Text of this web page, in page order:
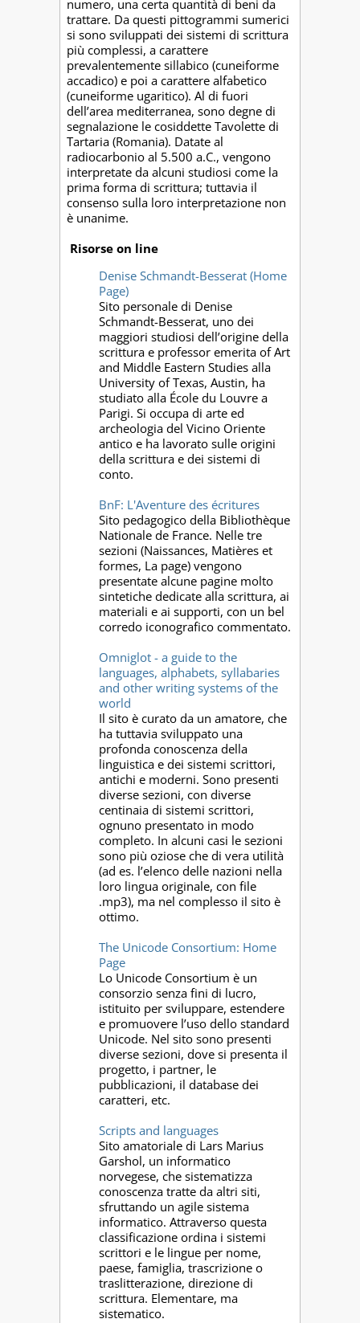
numero, una certa quantità di beni da
trattare. Da questi pittogrammi sumerici
si sono sviluppati dei sistemi di scrittura
più complessi, a carattere
prevalentemente sillabico (cuneiforme
accadico) e poi a carattere alfabetico
(cuneiforme ugaritico). Al di fuori
dell’area mediterranea, sono degne di
segnalazione le cosiddette Tavolette di
Tartaria (Romania). Datate al
radiocarbonio al 5.500 a.C., vengono
interpretate da alcuni studiosi come la
prima forma di scrittura; tuttavia il
consenso sulla loro interpretazione non
è unanime.
Risorse on line
Denise Schmandt-Besserat (Home
Page)
Sito personale di Denise
Schmandt-Besserat, uno dei
maggiori studiosi dell’origine della
scrittura e professor emerita of Art
and Middle Eastern Studies alla
University of Texas, Austin, ha
studiato alla École du Louvre a
Parigi. Si occupa di arte ed
archeologia del Vicino Oriente
antico e ha lavorato sulle origini
della scrittura e dei sistemi di
conto.
BnF: L'Aventure des écritures
Sito pedagogico della Bibliothèque
Nationale de France. Nelle tre
sezioni (Naissances, Matières et
formes, La page) vengono
presentate alcune pagine molto
sintetiche dedicate alla scrittura, ai
materiali e ai supporti, con un bel
corredo iconografico commentato.
Omniglot - a guide to the
languages, alphabets, syllabaries
and other writing systems of the
world
Il sito è curato da un amatore, che
ha tuttavia sviluppato una
profonda conoscenza della
linguistica e dei sistemi scrittori,
antichi e moderni. Sono presenti
diverse sezioni, con diverse
centinaia di sistemi scrittori,
ognuno presentato in modo
completo. In alcuni casi le sezioni
sono più oziose che di vera utilità
(ad es. l’elenco delle nazioni nella
loro lingua originale, con file
.mp3), ma nel complesso il sito è
ottimo.
The Unicode Consortium: Home
Page
Lo Unicode Consortium è un
consorzio senza fini di lucro,
istituito per sviluppare, estendere
e promuovere l’uso dello standard
Unicode. Nel sito sono presenti
diverse sezioni, dove si presenta il
progetto, i partner, le
pubblicazioni, il database dei
caratteri, etc.
Scripts and languages
Sito amatoriale di Lars Marius
Garshol, un informatico
norvegese, che sistematizza
conoscenza tratte da altri siti,
sfruttando un agile sistema
informatico. Attraverso questa
classificazione ordina i sistemi
scrittori e le lingue per nome,
paese, famiglia, trascrizione o
traslitterazione, direzione di
scrittura. Elementare, ma
sistematico.